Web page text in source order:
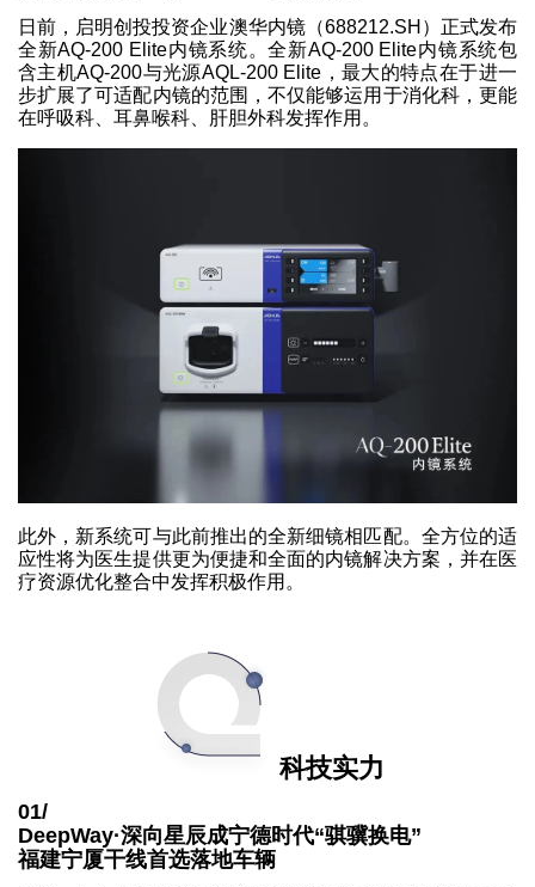
日前，启明创投投资企业澳华内镜（688212.SH）正式发布
全新AQ-200 Elite内镜系统。全新AQ-200 Elite内镜系统包
含主机AQ-200与光源AQL-200 Elite，最大的特点在于进一
步扩展了可适配内镜的范围，不仅能够运用于消化科，更能
在呼吸科、耳鼻喉科、肝胆外科发挥作用。
此外，新系统可与此前推出的全新细镜相匹配。全方位的适
应性将为医生提供更为便捷和全面的内镜解决方案，并在医
疗资源优化整合中发挥积极作用。
科技实力
01/
DeepWay·深向星辰成宁德时代“骐骥换电”
福建宁厦干线首选落地车辆